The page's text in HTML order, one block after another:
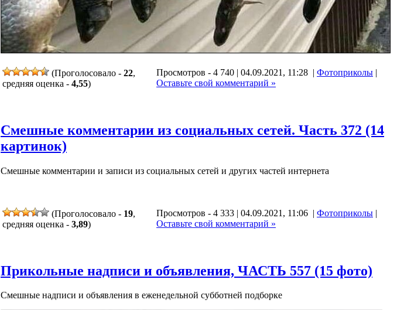
(Проголосовало - 22,
средняя оценка - 4,55)
Просмотров - 4 740 | 04.09.2021, 11:28 | Фотоприколы |
Оставьте свой комментарий »
Смешные комментарии из социальных сетей. Часть 372 (14
картинок)
Смешные комментарии и записи из социальных сетей и других частей интернета
(Проголосовало - 19,
средняя оценка - 3,89)
Просмотров - 4 333 | 04.09.2021, 11:06 | Фотоприколы |
Оставьте свой комментарий »
Прикольные надписи и объявления, ЧАСТЬ 557 (15 фото)
Смешные надписи и объявления в еженедельной субботней подборке